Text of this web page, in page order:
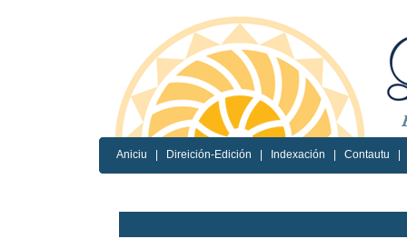
Aniciu Direición-Edición Indexación Contautu